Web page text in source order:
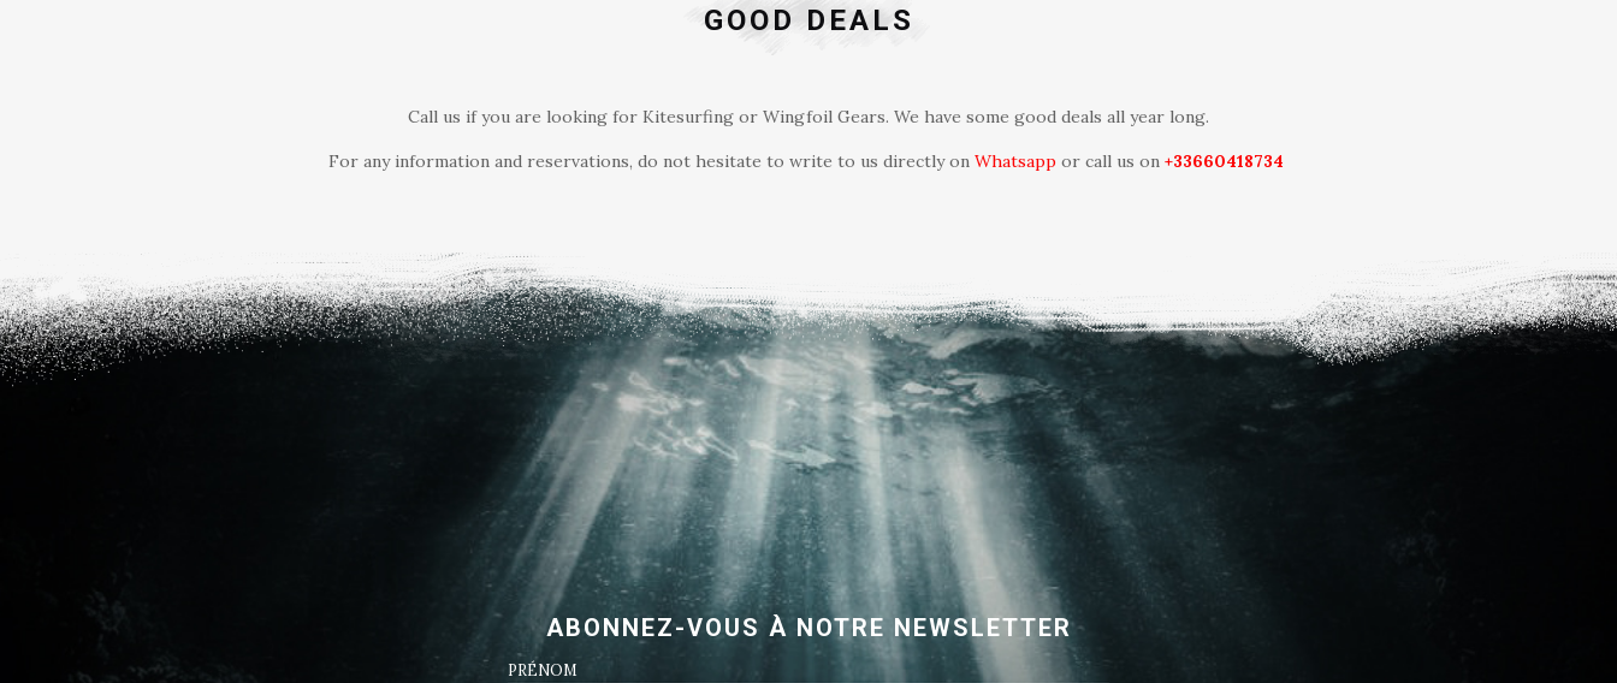
GOOD DEALS
Call us if you are looking for Kitesurfing or Wingfoil Gears. We have some good deals all year long.
For any information and reservations, do not hesitate to write to us directly on Whatsapp or call us on +33660418734
ABONNEZ-VOUS À NOTRE NEWSLETTER
PRÉNOM